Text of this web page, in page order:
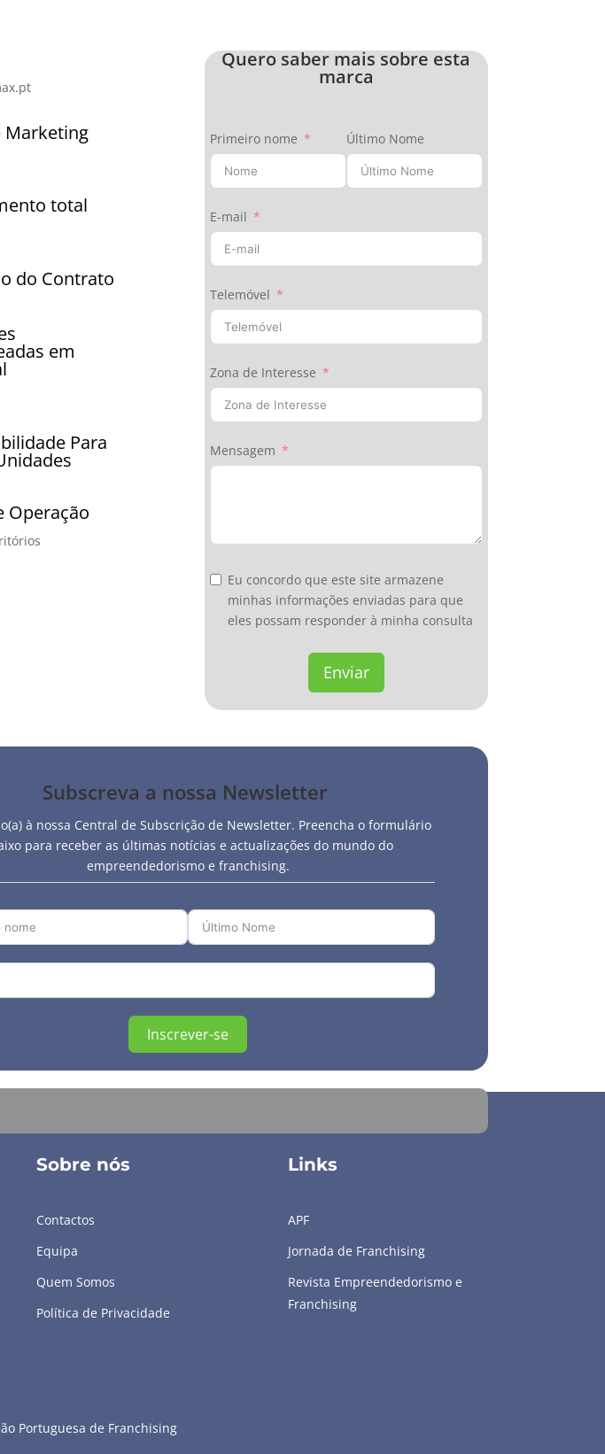
Marketing
total
do Contrato
em
Para
Operação
Quero saber mais sobre esta
marca
Primeiro nome Último Nome
E-mail
Telemóvel
Zona de Interesse
Mensagem
Eu concordo que este site armazene
minhas informações enviadas para que
eles possam responder à minha consulta
Enviar
Subscreva a nossa Newsletter
à nossa Central de Subscrição de Newsletter. Preencha o formulário
para receber as últimas notícias e actualizações do mundo do
empreendedorismo e franchising.
Inscrever-se
Sobre nós
Contactos
Equipa
Quem Somos
Política de Privacidade
Links
APF
Jornada de Franchising
Revista Empreendedorismo e
Franchising
Portuguesa de Franchising